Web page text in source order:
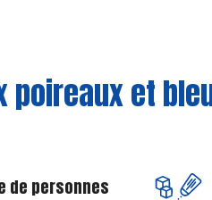
poireaux et
de personnes